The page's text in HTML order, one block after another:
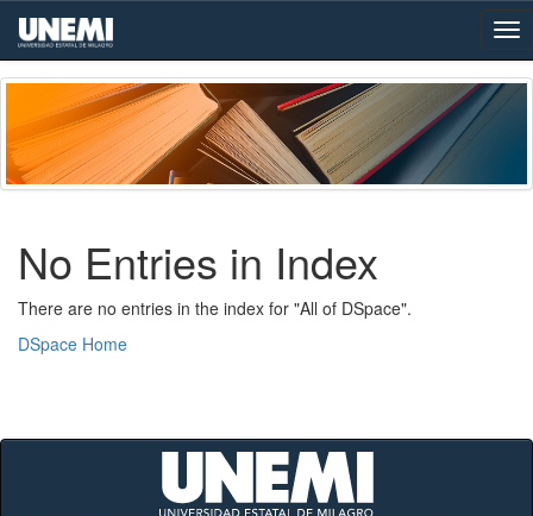
Skip
navigation
No Entries in Index
There are no entries in the index for "All of DSpace".
DSpace Home